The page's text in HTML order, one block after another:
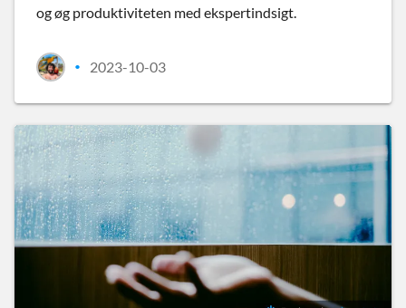
og øg produktiviteten med ekspertindsigt.
• 2023-10-03